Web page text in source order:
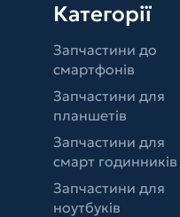
Категорії
Запчастини до
смартфонів
Запчастини для
планшетів
Запчастини для
смарт годинників
Запчастини для
ноутбуків